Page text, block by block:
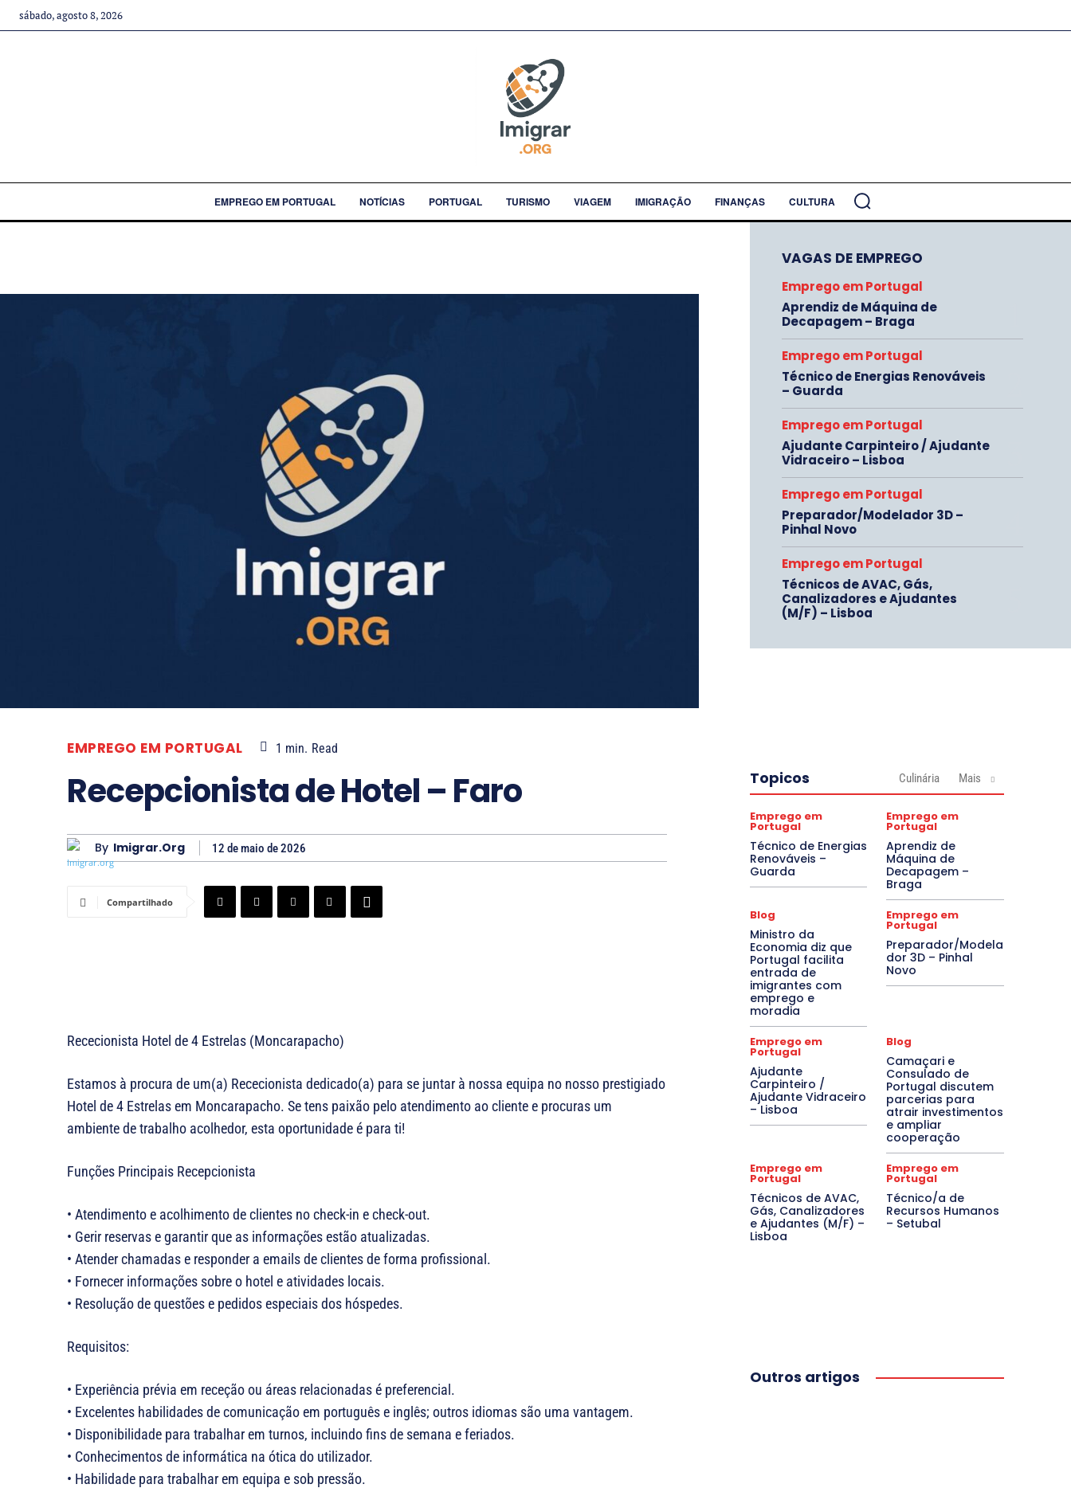
sábado, agosto 8, 2026
EMPREGO EM PORTUGAL NOTÍCIAS PORTUGAL TURISMO VIAGEM IMIGRAÇÃO FINANÇAS CULTURA
EMPREGO EM PORTUGAL 1 min. Read
Recepcionista de Hotel – Faro
By Imigrar.org 12 de maio de 2026
Compartilhado
Rececionista Hotel de 4 Estrelas (Moncarapacho)
Estamos à procura de um(a) Rececionista dedicado(a) para se juntar à nossa equipa no nosso prestigiado
Hotel de 4 Estrelas em Moncarapacho. Se tens paixão pelo atendimento ao cliente e procuras um
ambiente de trabalho acolhedor, esta oportunidade é para ti!
Funções Principais Recepcionista
• Atendimento e acolhimento de clientes no check-in e check-out.
• Gerir reservas e garantir que as informações estão atualizadas.
• Atender chamadas e responder a emails de clientes de forma profissional.
• Fornecer informações sobre o hotel e atividades locais.
• Resolução de questões e pedidos especiais dos hóspedes.
Requisitos:
• Experiência prévia em receção ou áreas relacionadas é preferencial.
• Excelentes habilidades de comunicação em português e inglês; outros idiomas são uma vantagem.
• Disponibilidade para trabalhar em turnos, incluindo fins de semana e feriados.
• Conhecimentos de informática na ótica do utilizador.
• Habilidade para trabalhar em equipa e sob pressão.
VAGAS DE EMPREGO
Emprego em Portugal
Aprendiz de Máquina de
Decapagem – Braga
Emprego em Portugal
Técnico de Energias Renováveis
– Guarda
Emprego em Portugal
Ajudante Carpinteiro / Ajudante
Vidraceiro – Lisboa
Emprego em Portugal
Preparador/Modelador 3D –
Pinhal Novo
Emprego em Portugal
Técnicos de AVAC, Gás,
Canalizadores e Ajudantes
(M/F) – Lisboa
Topicos Culinária Mais
Emprego em
Portugal
Técnico de Energias
Renováveis –
Guarda
Emprego em
Portugal
Aprendiz de
Máquina de
Decapagem –
Braga
Blog
Ministro da
Economia diz que
Portugal facilita
entrada de
imigrantes com
emprego e
moradia
Emprego em
Portugal
Preparador/Modela
dor 3D – Pinhal
Novo
Emprego em
Portugal
Ajudante
Carpinteiro /
Ajudante Vidraceiro
– Lisboa
Blog
Camaçari e
Consulado de
Portugal discutem
parcerias para
atrair investimentos
e ampliar
cooperação
Emprego em
Portugal
Técnicos de AVAC,
Gás, Canalizadores
e Ajudantes (M/F) –
Lisboa
Emprego em
Portugal
Técnico/a de
Recursos Humanos
– Setubal
Outros artigos